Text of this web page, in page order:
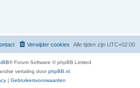
Alle tijden zijn UTC+02:00
Verwijder cookies
® Forum Software © phpBB Limited
vertaling doorphpBB.nl
| Gebruikersvoorwaarden